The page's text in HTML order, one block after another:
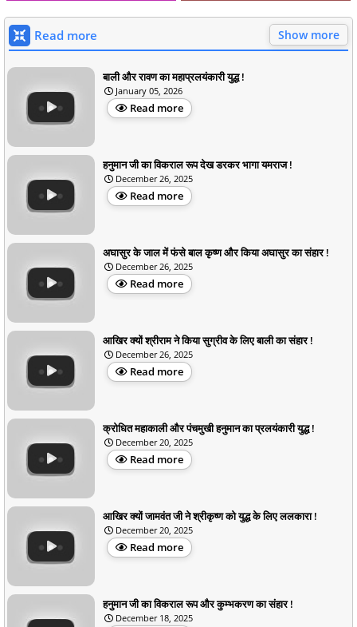
Read more Show more
बाली और रावण का महाप्रलयंकारी युद्ध !
January 05, 2026
Read more
हनुमान जी का विकराल रूप देख डरकर भागा यमराज !
December 26, 2025
Read more
अघासुर के जाल में फंसे बाल कृष्ण और किया अघासुर का संहार !
December 26, 2025
Read more
आखिर क्यों श्रीराम ने किया सुग्रीव के लिए बाली का संहार !
December 26, 2025
Read more
क्रोधित महाकाली और पंचमुखी हनुमान का प्रलयंकारी युद्ध !
December 20, 2025
Read more
आखिर क्यों जामवंत जी ने श्रीकृष्ण को युद्ध के लिए ललकारा !
December 20, 2025
Read more
हनुमान जी का विकराल रूप और कुम्भकरण का संहार !
December 18, 2025